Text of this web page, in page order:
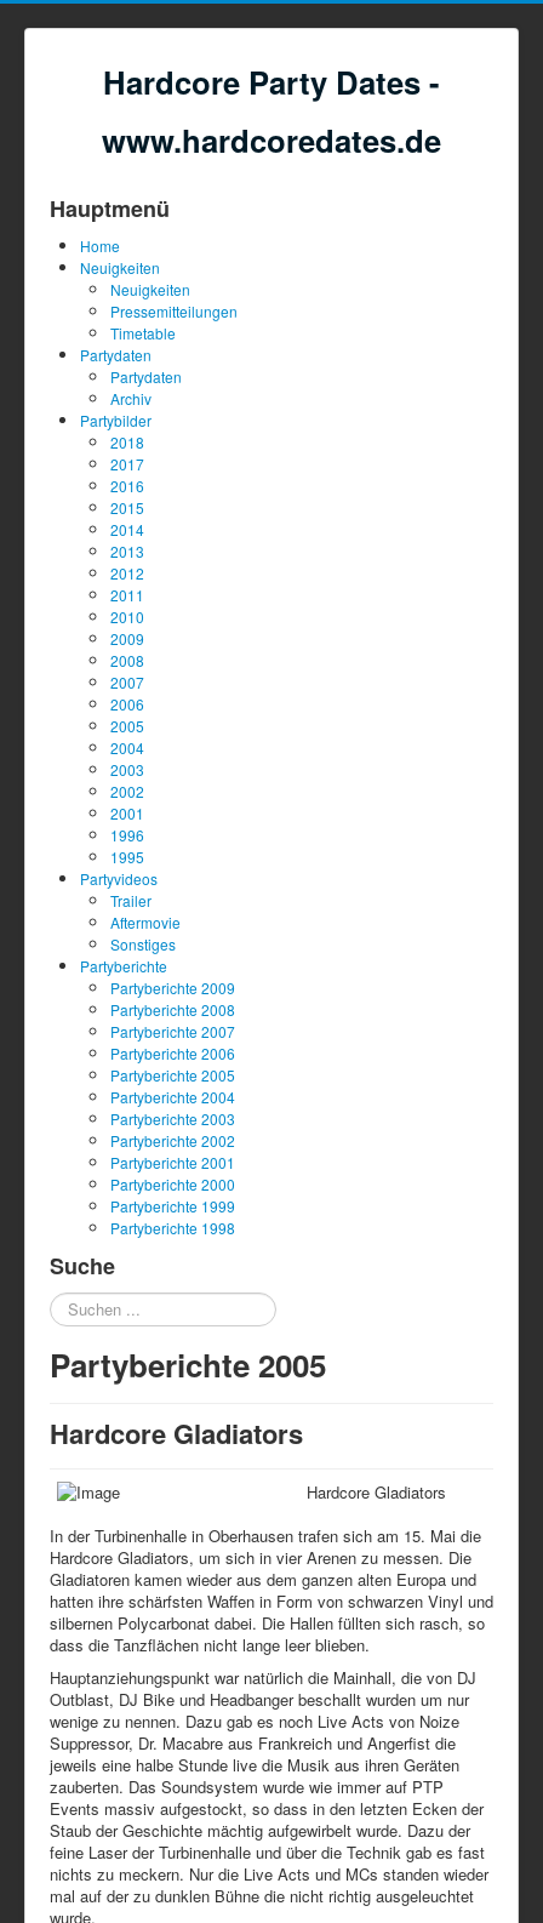
Hardcore Party Dates -
www.hardcoredates.de
Hauptmenü
Home
Neuigkeiten
Neuigkeiten
Pressemitteilungen
Timetable
Partydaten
Partydaten
Archiv
Partybilder
2018
2017
2016
2015
2014
2013
2012
2011
2010
2009
2008
2007
2006
2005
2004
2003
2002
2001
1996
1995
Partyvideos
Trailer
Aftermovie
Sonstiges
Partyberichte
Partyberichte 2009
Partyberichte 2008
Partyberichte 2007
Partyberichte 2006
Partyberichte 2005
Partyberichte 2004
Partyberichte 2003
Partyberichte 2002
Partyberichte 2001
Partyberichte 2000
Partyberichte 1999
Partyberichte 1998
Suche
Suchen
...
Partyberichte 2005
Hardcore Gladiators
Hardcore Gladiators
In der Turbinenhalle in Oberhausen trafen sich am 15. Mai die
Hardcore Gladiators, um sich in vier Arenen zu messen. Die
Gladiatoren kamen wieder aus dem ganzen alten Europa und
hatten ihre schärfsten Waffen in Form von schwarzen Vinyl und
silbernen Polycarbonat dabei. Die Hallen füllten sich rasch, so
dass die Tanzflächen nicht lange leer blieben.
Hauptanziehungspunkt war natürlich die Mainhall, die von DJ
Outblast, DJ Bike und Headbanger beschallt wurden um nur
wenige zu nennen. Dazu gab es noch Live Acts von Noize
Suppressor, Dr. Macabre aus Frankreich und Angerfist die
jeweils eine halbe Stunde live die Musik aus ihren Geräten
zauberten. Das Soundsystem wurde wie immer auf PTP
Events massiv aufgestockt, so dass in den letzten Ecken der
Staub der Geschichte mächtig aufgewirbelt wurde. Dazu der
feine Laser der Turbinenhalle und über die Technik gab es fast
nichts zu meckern. Nur die Live Acts und MCs standen wieder
mal auf der zu dunklen Bühne die nicht richtig ausgeleuchtet
wurde.